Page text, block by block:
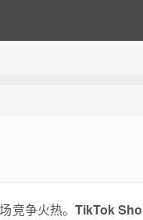
竞争火热。 TikTok Sho